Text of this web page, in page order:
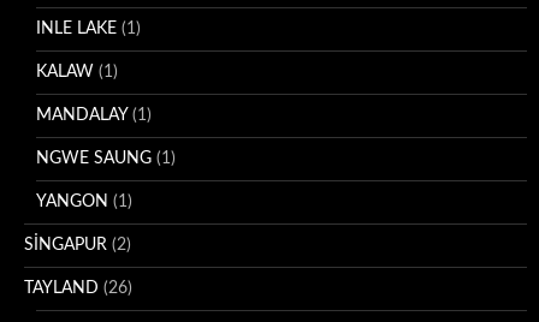
INLE LAKE (1)
KALAW (1)
MANDALAY (1)
NGWE SAUNG (1)
YANGON (1)
SİNGAPUR (2)
TAYLAND (26)